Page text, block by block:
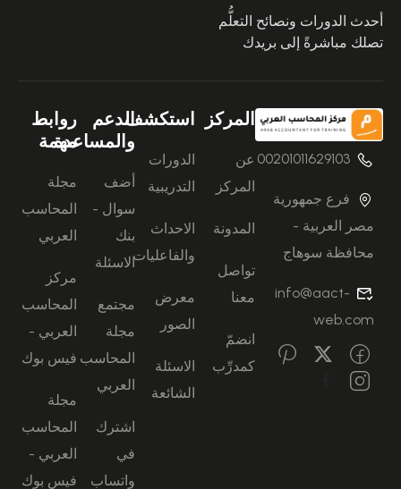
أحدث الدورات ونصائح التعلُّم
تصلك مباشرةً إلى بريدك
00201011629103
فرع جمهورية
مصر العربية -
محافظة سوهاج
info@aact-
web.com
المركز
عن
المركز
المدونة
تواصل
معنا
انضمّ
كمدرِّب
استكشف
الدورات
التدريبية
الاحداث
والفاعليات
معرض
الصور
الاسئلة
الشائعة
الدعم
والمساعدة
أضف
سوال -
بنك
الاسئلة
مجتمع
مجلة
المحاسب
العربي
اشترك
في
واتساب
روابط
مهمة
مجلة
المحاسب
العربي
مركز
المحاسب
العربي -
فيس بوك
مجلة
المحاسب
العربي -
فيس بوك